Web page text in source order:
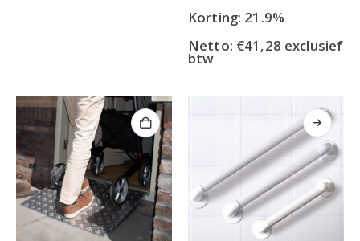
Korting: 21.9%
Netto: €41,28 exclusief
btw